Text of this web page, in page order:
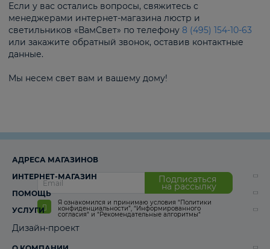
Если у вас остались вопросы, свяжитесь с
менеджерами интернет-магазина люстр и
светильников «ВамСвет» по телефону 8 (495) 154-10-63
или закажите обратный звонок, оставив контактные
данные.
Мы несем свет вам и вашему дому!
Подписаться
на рассылку
Я ознакомился и принимаю условия “Политики
конфиденциальности”, “Информированного
согласия“ и “Рекомендательные алгоритмы“
АДРЕСА МАГАЗИНОВ
ИНТЕРНЕТ-МАГАЗИН
ПОМОЩЬ
УСЛУГИ
Дизайн-проект